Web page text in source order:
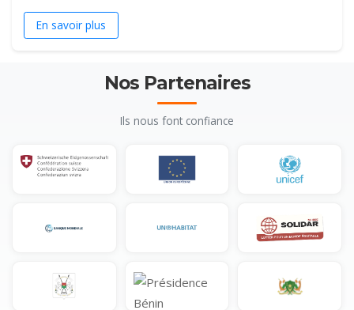
En savoir plus
Nos Partenaires
Ils nous font confiance